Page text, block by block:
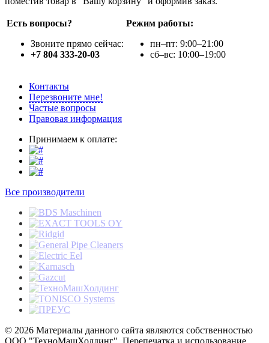
Есть вопросы?
Звоните прямо сейчас:
+7 804 333-20-03
Режим работы:
пн–пт: 9:00–21:00
сб–вс: 10:00–19:00
Контакты
Перезвоните мне!
Частые вопросы
Правовая информация
Принимаем к оплате:
Все производители
© 2026 Материалы данного сайта являются собственностью
ООО "ТехноМашХолдинг". Перепечатка и использование